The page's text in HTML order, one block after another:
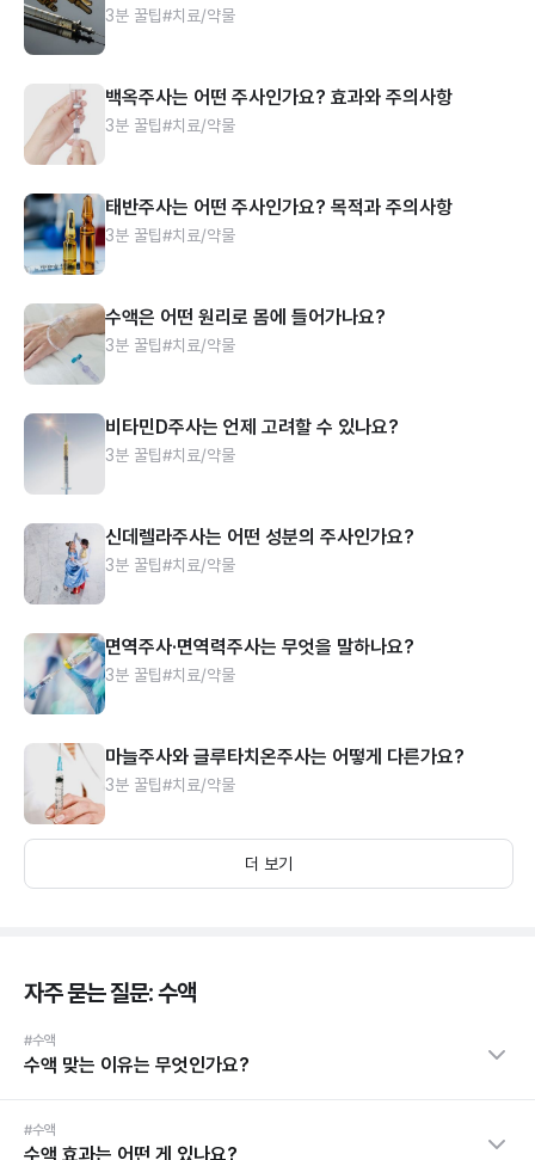
3분 꿀팁#치료/약물
백옥주사는 어떤 주사인가요? 효과와 주의사항
3분 꿀팁#치료/약물
태반주사는 어떤 주사인가요? 목적과 주의사항
3분 꿀팁#치료/약물
수액은 어떤 원리로 몸에 들어가나요?
3분 꿀팁#치료/약물
비타민D주사는 언제 고려할 수 있나요?
3분 꿀팁#치료/약물
신데렐라주사는 어떤 성분의 주사인가요?
3분 꿀팁#치료/약물
면역주사·면역력주사는 무엇을 말하나요?
3분 꿀팁#치료/약물
마늘주사와 글루타치온주사는 어떻게 다른가요?
3분 꿀팁#치료/약물
더 보기
자주 묻는 질문: 수액
#수액
수액 맞는 이유는 무엇인가요?
#수액
수액 효과는 어떤 게 있나요?